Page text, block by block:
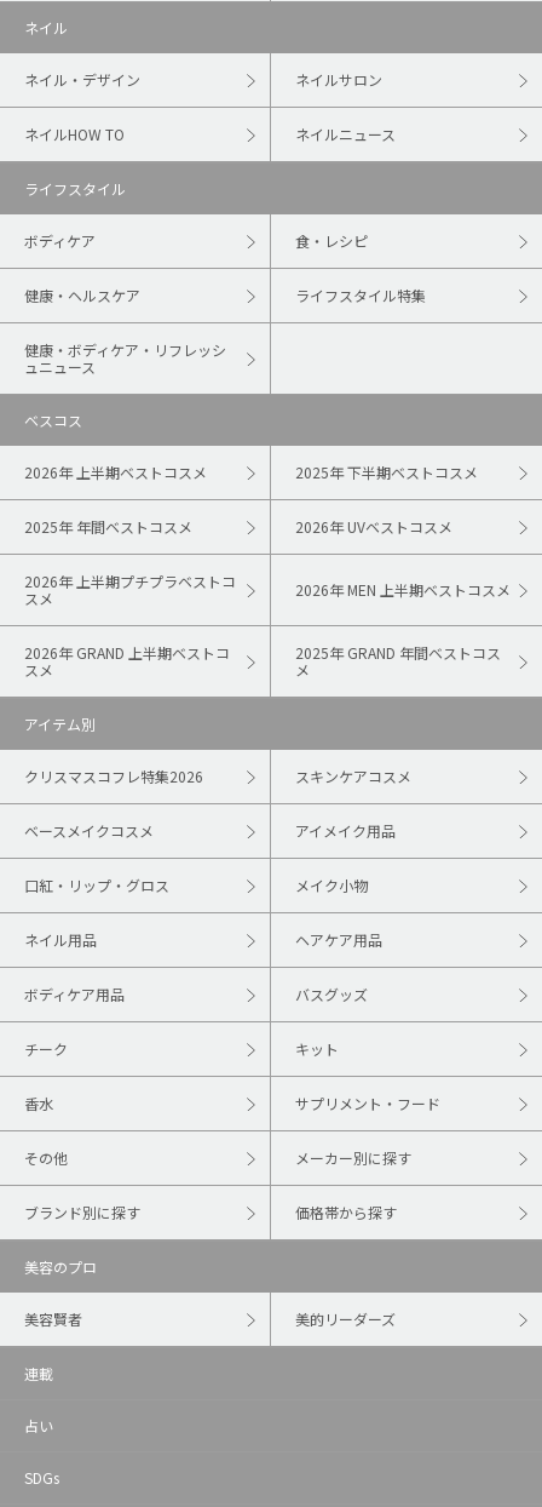
ネイル
ネイル・デザイン ネイルサロン
ネイルHOW TO ネイルニュース
ライフスタイル
ボディケア 食・レシピ
健康・ヘルスケア ライフスタイル特集
健康・ボディケア・リフレッシ
ュニュース
ベスコス
2026年 上半期ベストコスメ 2025年 下半期ベストコスメ
2025年 年間ベストコスメ 2026年 UVベストコスメ
2026年 上半期プチプラベストコ
スメ
2026年 MEN 上半期ベストコスメ
2026年 GRAND 上半期ベストコ
スメ
2025年 GRAND 年間ベストコス
メ
アイテム別
クリスマスコフレ特集2026 スキンケアコスメ
ベースメイクコスメ アイメイク用品
口紅・リップ・グロス メイク小物
ネイル用品 ヘアケア用品
ボディケア用品 バスグッズ
チーク キット
香水 サプリメント・フード
その他 メーカー別に探す
ブランド別に探す 価格帯から探す
美容のプロ
美容賢者 美的リーダーズ
連載
占い
SDGs